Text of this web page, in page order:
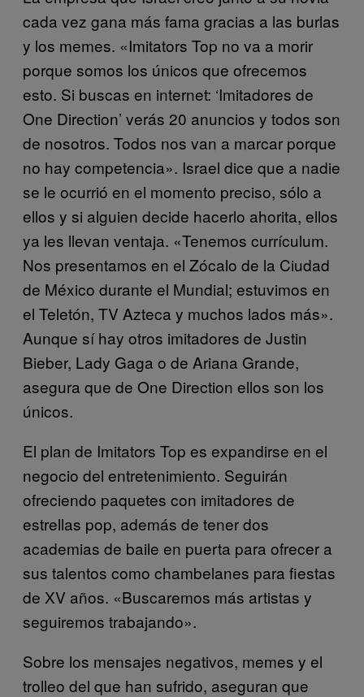
cada vez gana más fama gracias a las burlas
y los memes. «Imitators Top no va a morir
porque somos los únicos que ofrecemos
esto. Si buscas en internet: ‘Imitadores de
One Direction’ verás 20 anuncios y todos son
de nosotros. Todos nos van a marcar porque
no hay competencia». Israel dice que a nadie
se le ocurrió en el momento preciso, sólo a
ellos y si alguien decide hacerlo ahorita, ellos
ya les llevan ventaja. «Tenemos currículum.
Nos presentamos en el Zócalo de la Ciudad
de México durante el Mundial; estuvimos en
el Teletón, TV Azteca y muchos lados más».
Aunque sí hay otros imitadores de Justin
Bieber, Lady Gaga o de Ariana Grande,
asegura que de One Direction ellos son los
únicos.
El plan de Imitators Top es expandirse en el
negocio del entretenimiento. Seguirán
ofreciendo paquetes con imitadores de
estrellas pop, además de tener dos
academias de baile en puerta para ofrecer a
sus talentos como chambelanes para fiestas
de XV años. «Buscaremos más artistas y
seguiremos trabajando».
Sobre los mensajes negativos, memes y el
trolleo del que han sufrido, aseguran que